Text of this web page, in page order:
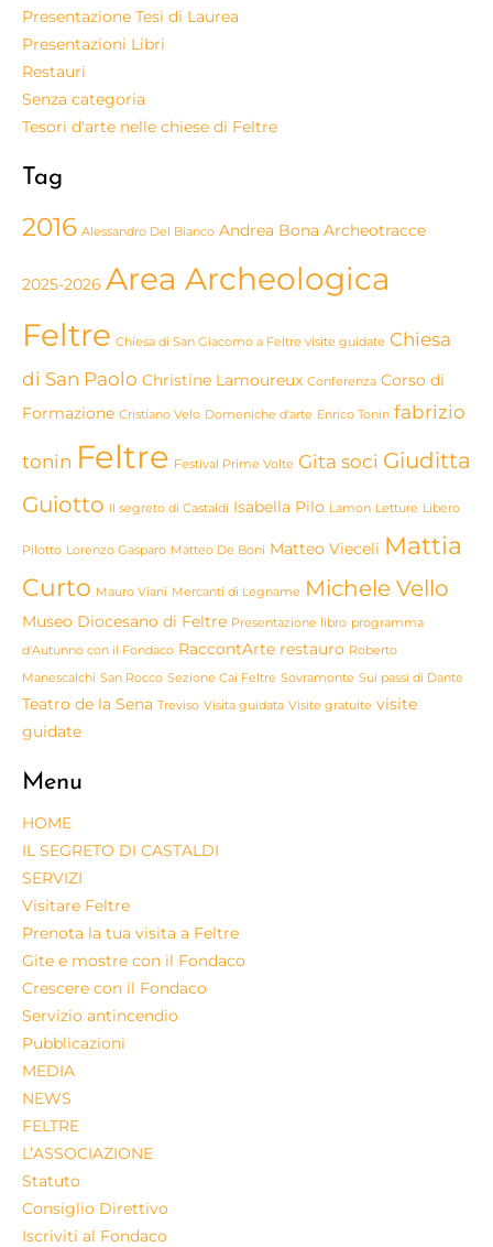
Presentazione Tesi di Laurea
Presentazioni Libri
Restauri
Senza categoria
Tesori d'arte nelle chiese di Feltre
Tag
2016 Alessandro Del Bianco Andrea Bona Archeotracce
2025-2026 Area Archeologica
Feltre Chiesa di San Giacomo a Feltre visite guidate Chiesa
di San Paolo Christine Lamoureux Conferenza Corso di
Formazione Cristiano Velo Domeniche d'arte Enrico Tonin fabrizio
tonin Feltre Festival Prime Volte Gita soci Giuditta
Guiotto Il segreto di Castaldi Isabella Pilo Lamon Letture Libero
Pilotto Lorenzo Gasparo Matteo De Boni Matteo Vieceli Mattia
Curto Mauro Viani Mercanti di Legname Michele Vello
Museo Diocesano di Feltre Presentazione libro programma
d'Autunno con il Fondaco RaccontArte restauro Roberto
Manescalchi San Rocco Sezione Cai Feltre Sovramonte Sui passi di Dante
Teatro de la Sena Treviso Visita guidata Visite gratuite visite
guidate
Menu
HOME
IL SEGRETO DI CASTALDI
SERVIZI
Visitare Feltre
Prenota la tua visita a Feltre
Gite e mostre con il Fondaco
Crescere con il Fondaco
Servizio antincendio
Pubblicazioni
MEDIA
NEWS
FELTRE
L’ASSOCIAZIONE
Statuto
Consiglio Direttivo
Iscriviti al Fondaco